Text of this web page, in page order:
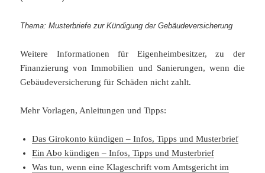
Thema: Musterbriefe zur Kündigung der Gebäudeversicherung
Weitere Informationen für Eigenheimbesitzer, zu der
Finanzierung von Immobilien und Sanierungen, wenn die
Gebäudeversicherung für Schäden nicht zahlt.
Mehr Vorlagen, Anleitungen und Tipps:
Das Girokonto kündigen – Infos, Tipps und Musterbrief
Ein Abo kündigen – Infos, Tipps und Musterbrief
Was tun, wenn eine Klageschrift vom Amtsgericht im